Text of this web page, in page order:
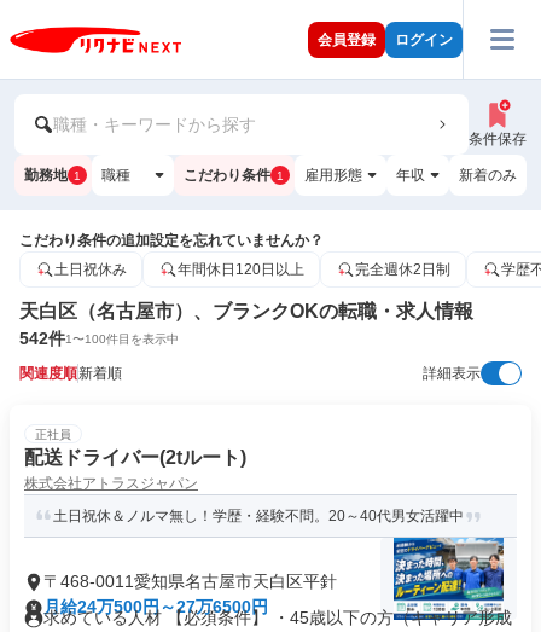
会員登録 ログイン
職種・キーワードから探す
条件保存
勤務地 1 職種 こだわり条件 1 雇用形態 年収 新着のみ
こだわり条件の追加設定を忘れていませんか？
土日祝休み
年間休日120日以上 完全週休2日制 学歴
天白区（名古屋市）、ブランクOKの転職・求人情報
542件1〜100件目を表示中
関連度順新着順 詳細表示
正社員
配送ドライバー(2tルート)
株式会社アトラスジャパン
土日祝休＆ノルマ無し！学歴・経験不問。20～40代男女活躍中
〒468-0011愛知県名古屋市天白区平針
月給24万500円～27万6500円
求めている人材 【必須条件】 ・45歳以下の方（キャリア形成